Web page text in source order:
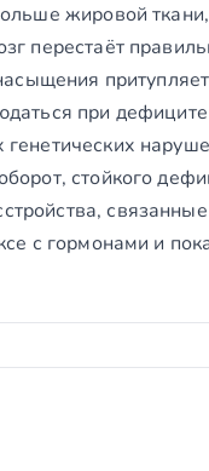
жировой
перестаёт
при
стойкого
с гормонами и